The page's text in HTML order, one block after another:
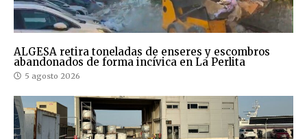
ALGESA retira toneladas de enseres y escombros
abandonados de forma incívica en La Perlita
5 agosto 2026